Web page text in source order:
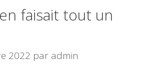
faisait tout un
2022 par admin